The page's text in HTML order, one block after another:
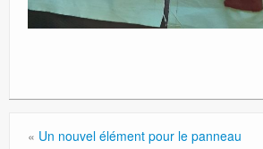
« Un nouvel élément pour le panneau